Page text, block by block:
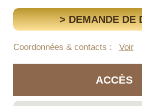
> DEMANDE DE
Coordonnées & contacts : Voir
ACCÈS